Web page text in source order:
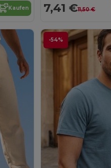
Kaufen 7,41 €11,50 €
-54%